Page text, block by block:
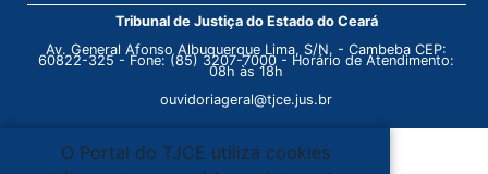
Tribunal de Justiça do Estado do Ceará
Av. General Afonso Albuquerque Lima, S/N. - Cambeba CEP:
60822-325 - Fone: (85) 3207-7000 - Horário de Atendimento:
08h às 18h
ouvidoriageral@tjce.jus.br
O Portal do TJCE utiliza cookies